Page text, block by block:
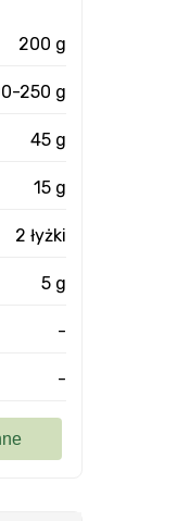
200 g
250 g
45 g
15 g
2 łyżki
5 g
-
-